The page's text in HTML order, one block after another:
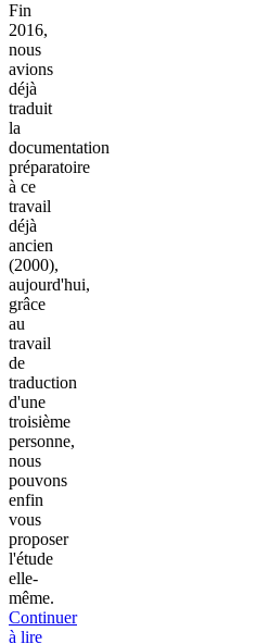
Fin
2016,
nous
avions
déjà
traduit
la
documentation
préparatoire
à ce
travail
déjà
ancien
(2000),
aujourd'hui,
grâce
au
travail
de
traduction
d'une
troisième
personne,
nous
pouvons
enfin
vous
proposer
l'étude
elle-
même.
Continuer
à lire